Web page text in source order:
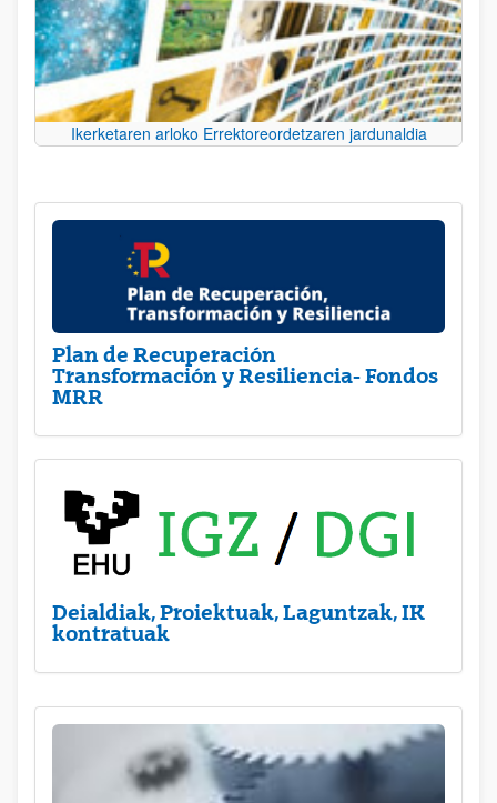
Ikerketaren arloko Errektoreordetzaren jardunaldia
Plan de Recuperación
Transformación y Resiliencia- Fondos
MRR
Deialdiak, Proiektuak, Laguntzak, IK
kontratuak